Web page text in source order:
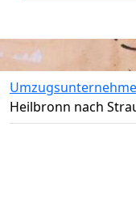
Heilbronn nach